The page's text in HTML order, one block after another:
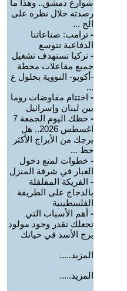
شوارع دمشق.. وهذا ما
رصدته خلال نظرة على
الح ...
- ترامب: صناعاتنا
الدفاعية تتوسع
- تركيا تستهدف تشغيل
جميع مفاعلات محطة
-أكويو- النووية بحلول ع
...
- اختتام مفاوضات روما
بين لبنان وإسرائيل
-
حظك اليوم الجمعة 7
اغسطس 2026.. هل
برجك من الأبراج الأكثر
حظ ...
- خطوات لمنع دخول
الغبار في شرفة المنزل
- الفريكة المفلفلة
بالدجاج على الطريقة
الفلسطينية
- أهم الأسباب التي
تجعلك تقدر وجود مولود
برج الأسد في حياتك
المزيد.....
المزيد.....